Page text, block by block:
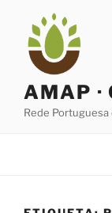
conteúdo
AMAP ·
Rede Portuguesa